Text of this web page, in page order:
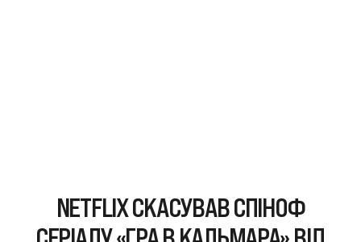
NETFLIX СКАСУВАВ СПІНОФ